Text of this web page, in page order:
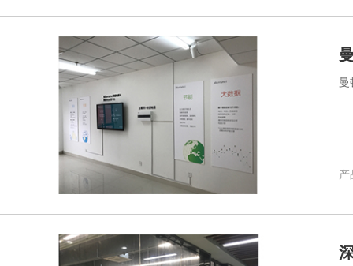
曼
产